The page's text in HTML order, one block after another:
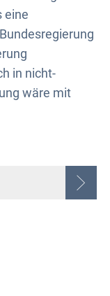
eine
in nicht-
wäre mit